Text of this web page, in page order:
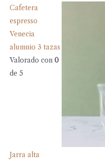
Cafetera
espresso
Venecia
alumnio 3 tazas
Valorado con 0
de 5
Jarra alta